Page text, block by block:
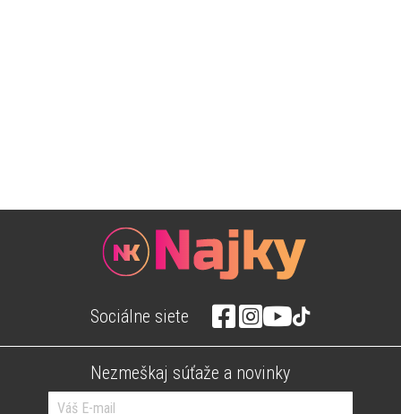
Sociálne siete
Nezmeškaj súťaže a novinky